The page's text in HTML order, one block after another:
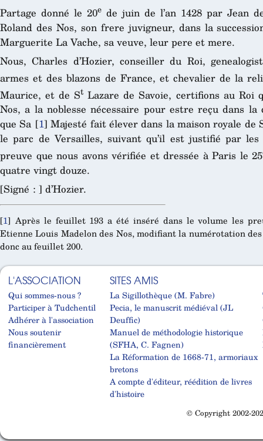
Partage donné le 20e de juin de l’an 1428 par Jean
Roland des Nos, son frere juvigneur, dans la
Marguerite La Vache, sa veuve, leur pere et mere.
Nous, Charles d’Hozier, conseiller du Roi,
armes et des blazons de France, et chevalier de la
Maurice, et de StLazare de Savoie, certifions au Roi
Nos, a la noblesse nécessaire pour estre reçu dans la
que Sa [1] Majesté fait élever dans la maison royale
le parc de Versailles, suivant qu’il est justifié par
preuve que nous avons vérifiée et dressée à Paris le 25
quatre vingt douze.
[Signé : ] d’Hozier.
[1] Après le feuillet 193 a été inséré dans le volume les
Etienne Louis Madelon des Nos, modifiant la numérotation
donc au feuillet 200.
L'ASSOCIATION
Qui sommes-nous ?
Participer à Tudchentil
Adhérer à l'association
Nous soutenir
financièrement
SITES AMIS
La Sigillothèque (M. Fabre)
Pecia, le manuscrit médiéval (JL
Deuffic)
Manuel de méthodologie historique
(SFHA, C. Fagnen)
La Réformation de 1668-71, armoriaux
bretons
A compte d'éditeur, réédition de livres
d'histoire
© Copyright 2002-